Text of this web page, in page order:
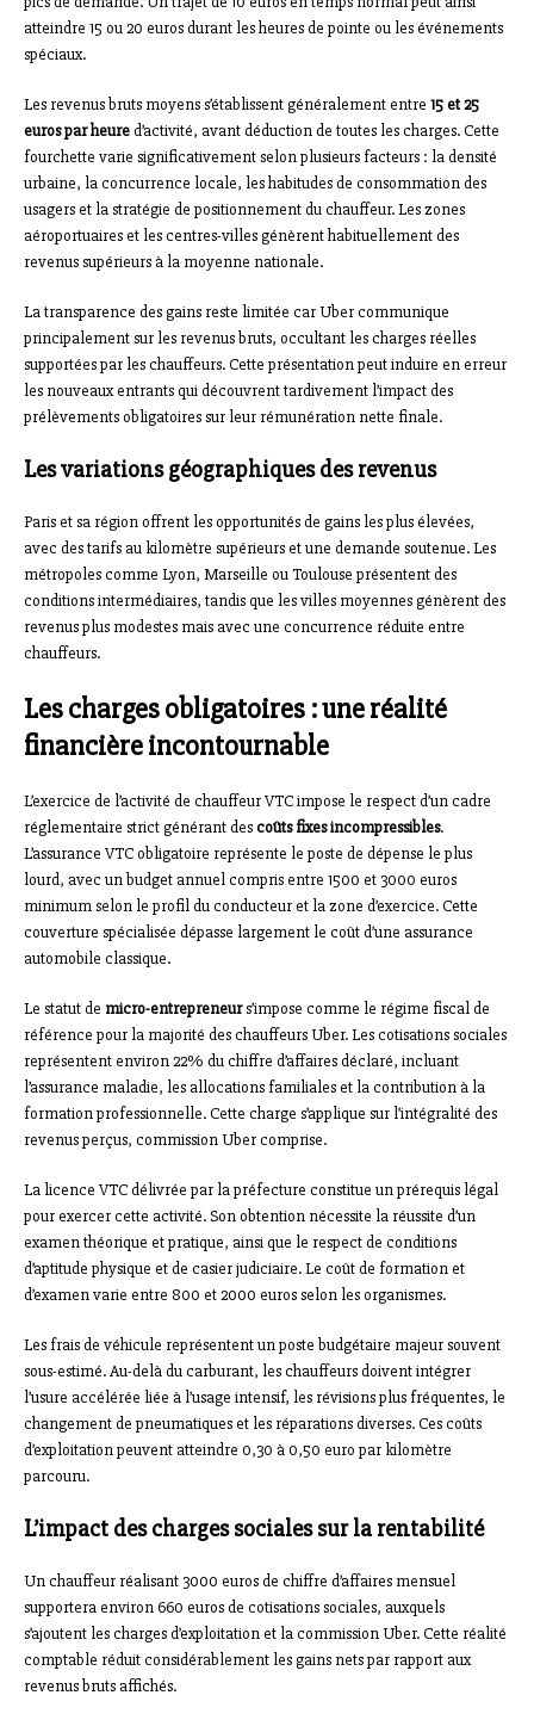
atteindre 15 ou 20 euros durant les heures de pointe ou les événements
spéciaux.
Les revenus bruts moyens s’établissent généralement entre 15 et 25
euros par heured’activité, avant déduction de toutes les charges. Cette
fourchette varie significativement selon plusieurs facteurs : la densité
urbaine, la concurrence locale, les habitudes de consommation des
usagers et la stratégie de positionnement du chauffeur. Les zones
aéroportuaires et les centres-villes génèrent habituellement des
revenus supérieurs à la moyenne nationale.
La transparence des gains reste limitée car Uber communique
principalement sur les revenus bruts, occultant les charges réelles
supportées par les chauffeurs. Cette présentation peut induire en erreur
les nouveaux entrants qui découvrent tardivement l’impact des
prélèvements obligatoires sur leur rémunération nette finale.
Les variations géographiques des revenus
Paris et sa région offrent les opportunités de gains les plus élevées,
avec des tarifs au kilomètre supérieurs et une demande soutenue. Les
métropoles comme Lyon, Marseille ou Toulouse présentent des
conditions intermédiaires, tandis que les villes moyennes génèrent des
revenus plus modestes mais avec une concurrence réduite entre
chauffeurs.
Les charges obligatoires : une réalité
financière incontournable
L’exercice de l’activité de chauffeur VTC impose le respect d’un cadre
réglementaire strict générant descoûts fixes incompressibles.
L’assurance VTC obligatoire représente le poste de dépense le plus
lourd, avec un budget annuel compris entre 1500 et 3000 euros
minimum selon le profil du conducteur et la zone d’exercice. Cette
couverture spécialisée dépasse largement le coût d’une assurance
automobile classique.
Le statut de micro-entrepreneurs’impose comme le régime fiscal de
référence pour la majorité des chauffeurs Uber. Les cotisations sociales
représentent environ 22% du chiffre d’affaires déclaré, incluant
l’assurance maladie, les allocations familiales et la contribution à la
formation professionnelle. Cette charge s’applique sur l’intégralité des
revenus perçus, commission Uber comprise.
La licence VTC délivrée par la préfecture constitue un prérequis légal
pour exercer cette activité. Son obtention nécessite la réussite d’un
examen théorique et pratique, ainsi que le respect de conditions
d’aptitude physique et de casier judiciaire. Le coût de formation et
d’examen varie entre 800 et 2000 euros selon les organismes.
Les frais de véhicule représentent un poste budgétaire majeur souvent
sous-estimé. Au-delà du carburant, les chauffeurs doivent intégrer
l’usure accélérée liée à l’usage intensif, les révisions plus fréquentes, le
changement de pneumatiques et les réparations diverses. Ces coûts
d’exploitation peuvent atteindre 0,30 à 0,50 euro par kilomètre
parcouru.
L’impact des charges sociales sur la rentabilité
Un chauffeur réalisant 3000 euros de chiffre d’affaires mensuel
supportera environ 660 euros de cotisations sociales, auxquels
s’ajoutent les charges d’exploitation et la commission Uber. Cette réalité
comptable réduit considérablement les gains nets par rapport aux
revenus bruts affichés.